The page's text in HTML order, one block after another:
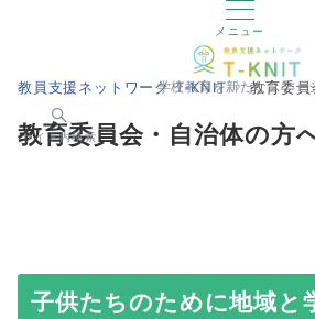
メニュー
学校教育を新たなステー
サイト内検索
教員支援ネットワーク T-KNIT 教育委員
教育委員会・自治体の方
子供たちのために地域と